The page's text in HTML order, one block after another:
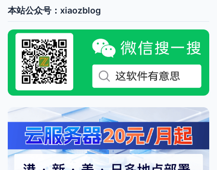
本站公众号：xiaozblog